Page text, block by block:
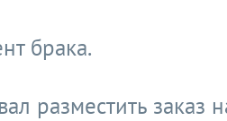
брака.
разместить заказ